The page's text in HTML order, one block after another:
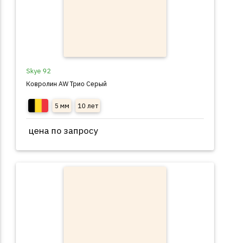
Skye 92
Ковролин AW Трио Серый
5 мм 10 лет
цена по запросу